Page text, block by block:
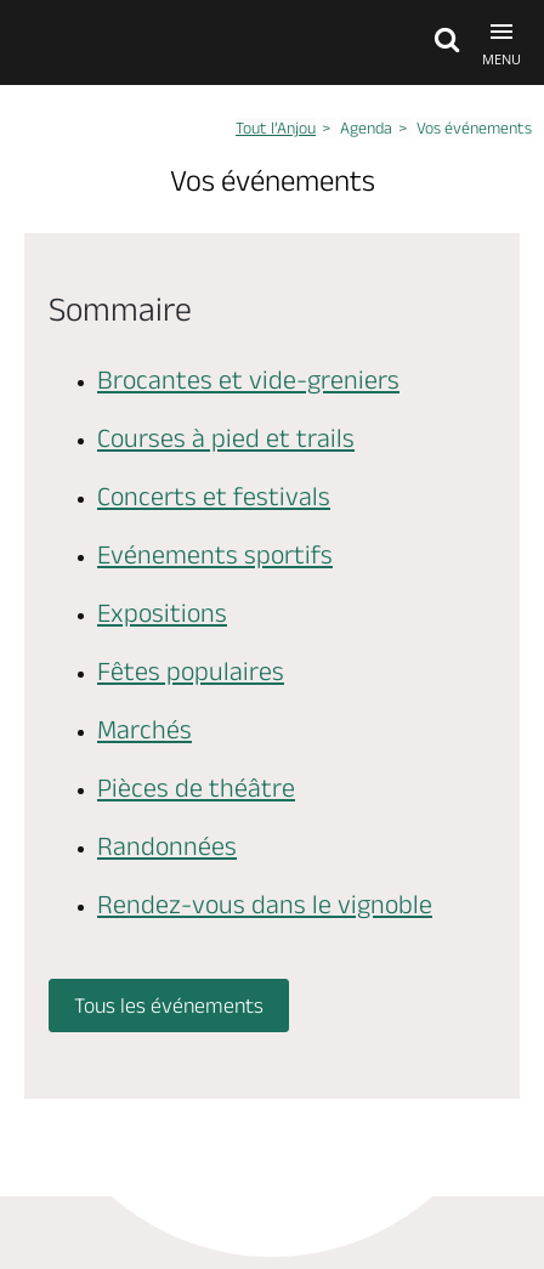
MENU
Agenda
Dormir, manger
Billetterie en ligne
Brochures & Cartes Offices de tourisme
Tout l’Anjou Agenda Vos événements
Vos événements
Sommaire
Brocantes et vide-greniers
Courses à pied et trails
Concerts et festivals
Evénements sportifs
Expositions
Fêtes populaires
Marchés
Pièces de théâtre
Randonnées
Rendez-vous dans le vignoble
Tous les événements